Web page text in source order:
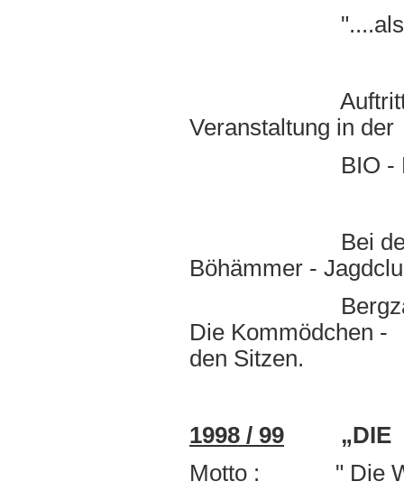
"....als se
Auftritt mit
Veranstaltung in der
BIO - MED
Bei der Feier
Böhämmer -
Bergzabern,
Die
den Sitzen.
1998 / 99 „DIE
Motto : " Die